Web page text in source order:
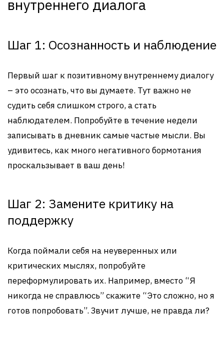
внутреннего диалога
Шаг 1: Осознанность и наблюдение
Первый шаг к позитивному внутреннему диалогу
– это осознать, что вы думаете. Тут важно не
судить себя слишком строго, а стать
наблюдателем. Попробуйте в течение недели
записывать в дневник самые частые мысли. Вы
удивитесь, как много негативного бормотания
проскальзывает в ваш день!
Шаг 2: Замените критику на
поддержку
Когда поймали себя на неуверенных или
критических мыслях, попробуйте
переформулировать их. Например, вместо “Я
никогда не справлюсь” скажите “Это сложно, но я
готов попробовать”. Звучит лучше, не правда ли?